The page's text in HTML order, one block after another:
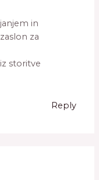
in
za
storitve
Reply